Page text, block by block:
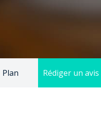
Plan Rédiger un avis